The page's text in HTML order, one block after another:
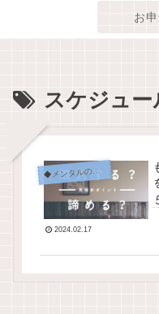
お
スケジュー
◆メンタルの重要性：心理学を活かす
2024.02.17